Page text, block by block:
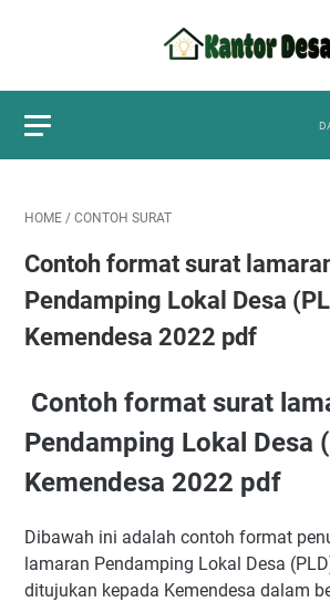
HOME / CONTOH SURAT
Contoh format surat
Pendamping Lokal Desa
Kemendesa 2022 pdf
Contoh format surat
Pendamping Lokal Desa
Kemendesa 2022 pdf
Dibawah ini adalah contoh format
lamaran Pendamping Lokal Desa
ditujukan kepada Kemendesa dalam